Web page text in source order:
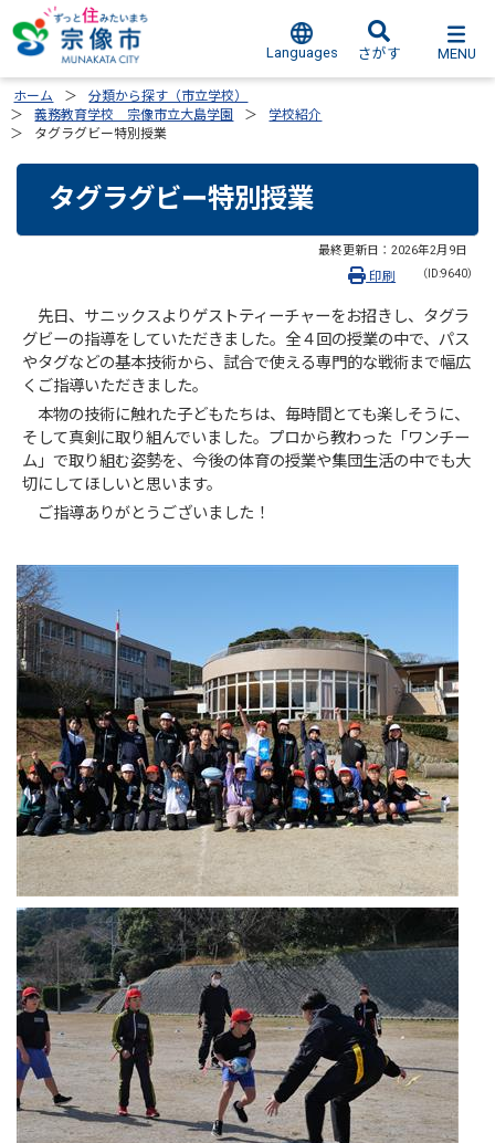
Languages さがす MENU
ホーム
分類から探す（市立学校）
義務教育学校 宗像市立大島学園
学校紹介
タグラグビー特別授業
タグラグビー特別授業
最終更新日： 2026年2月9日
（ID:9640）
印刷
先日、サニックスよりゲストティーチャーをお招きし、タグラ
グビーの指導をしていただきました。全４回の授業の中で、パス
やタグなどの基本技術から、試合で使える専門的な戦術まで幅広
くご指導いただきました。
本物の技術に触れた子どもたちは、毎時間とても楽しそうに、
そして真剣に取り組んでいました。プロから教わった「ワンチー
ム」で取り組む姿勢を、今後の体育の授業や集団生活の中でも大
切にしてほしいと思います。
ご指導ありがとうございました！